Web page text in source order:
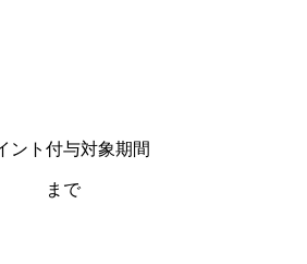
ント付与対象期間
まで